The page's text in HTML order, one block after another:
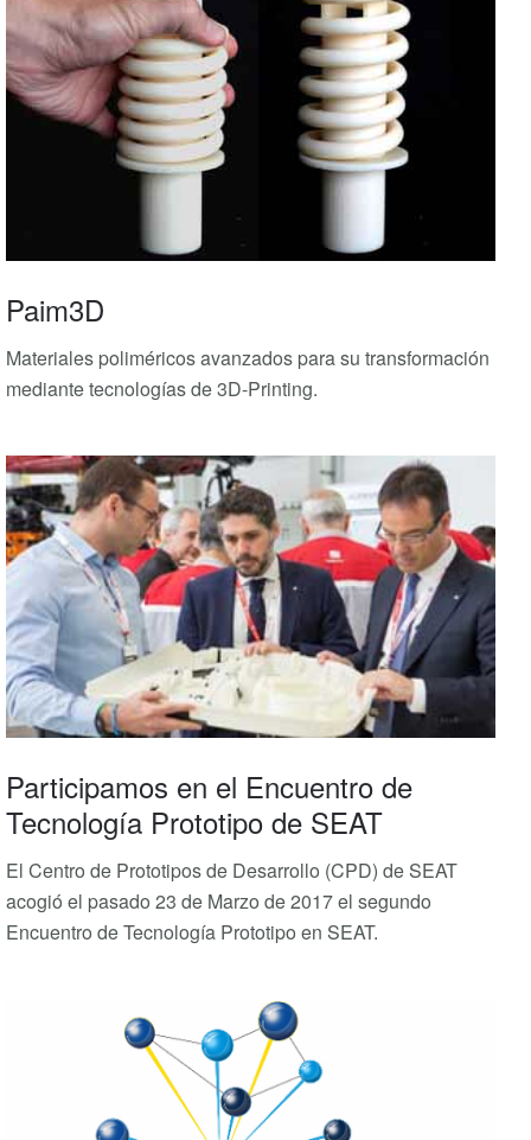
Paim3D
Materiales poliméricos avanzados para su transformación
mediante tecnologías de 3D-Printing.
Participamos en el Encuentro de
Tecnología Prototipo de SEAT
El Centro de Prototipos de Desarrollo (CPD) de SEAT
acogió el pasado 23 de Marzo de 2017 el segundo
Encuentro de Tecnología Prototipo en SEAT.